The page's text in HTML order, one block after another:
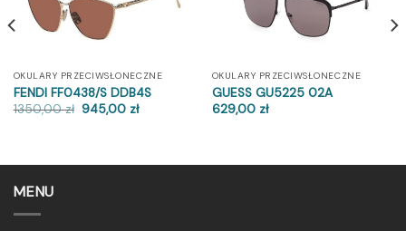
OKULARY PRZECIWSŁONECZNE
FENDI FF0438/S DDB4S
1350,00zł Pierwotna
cena
945,00 złAktualna
OKULARY PRZECIWSŁONECZNE
GUESS GU5225 02A
629,00 zł
MENU